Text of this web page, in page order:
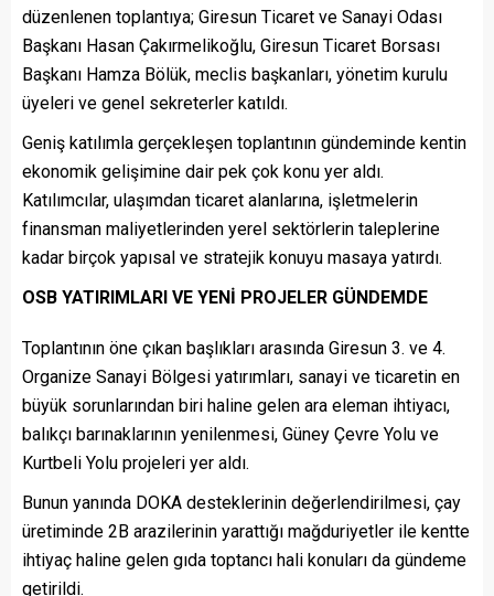
düzenlenen toplantıya; Giresun Ticaret ve Sanayi Odası
Başkanı Hasan Çakırmelikoğlu, Giresun Ticaret Borsası
Başkanı Hamza Bölük, meclis başkanları, yönetim kurulu
üyeleri ve genel sekreterler katıldı.
Geniş katılımla gerçekleşen toplantının gündeminde kentin
ekonomik gelişimine dair pek çok konu yer aldı.
Katılımcılar, ulaşımdan ticaret alanlarına, işletmelerin
finansman maliyetlerinden yerel sektörlerin taleplerine
kadar birçok yapısal ve stratejik konuyu masaya yatırdı.
OSB YATIRIMLARI VE YENİ PROJELER GÜNDEMDE
Toplantının öne çıkan başlıkları arasında Giresun 3. ve 4.
Organize Sanayi Bölgesi yatırımları, sanayi ve ticaretin en
büyük sorunlarından biri haline gelen ara eleman ihtiyacı,
balıkçı barınaklarının yenilenmesi, Güney Çevre Yolu ve
Kurtbeli Yolu projeleri yer aldı.
Bunun yanında DOKA desteklerinin değerlendirilmesi, çay
üretiminde 2B arazilerinin yarattığı mağduriyetler ile kentte
ihtiyaç haline gelen gıda toptancı hali konuları da gündeme
getirildi.